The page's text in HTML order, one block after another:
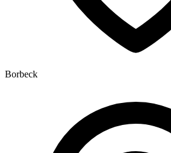
Borbeck